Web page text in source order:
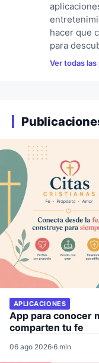
hacer que
para
Ver todas
APLICACIONES
App para conocer
comparten tu fe
06 ago 2026·6 min